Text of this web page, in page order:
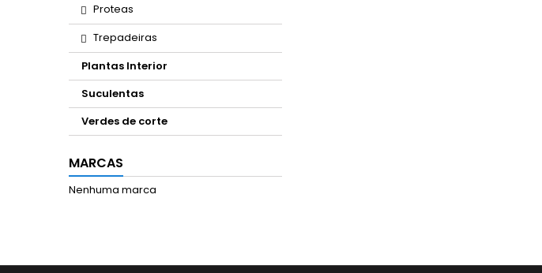
Proteas
Trepadeiras
Plantas Interior
Suculentas
Verdes de corte
MARCAS
Nenhuma marca